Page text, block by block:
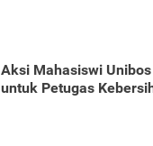
Aksi Mahasiswi
untuk Petugas